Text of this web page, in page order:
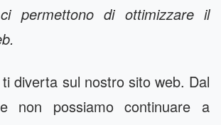
permettono di ottimizzare il
diverta sul nostro sito web. Dal
non possiamo continuare a